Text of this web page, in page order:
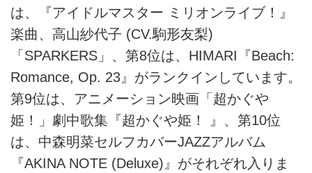
は、『アイドルマスター ミリオンライブ！』
楽曲、高山紗代子 (CV.駒形友梨)
「SPARKERS」、第8位は、HIMARI『Beach:
Romance, Op. 23』がランクインしています。
第9位は、アニメーション映画「超かぐや
姫！」劇中歌集『超かぐや姫！ 』、第10位
は、中森明菜セルフカバーJAZZアルバム
『AKINA NOTE (Deluxe)』がそれぞれ入りま